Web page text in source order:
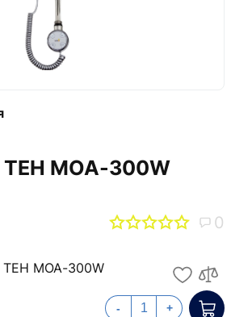
ТЕН МОА-300W
0
ТЕН МОА-300W
- +